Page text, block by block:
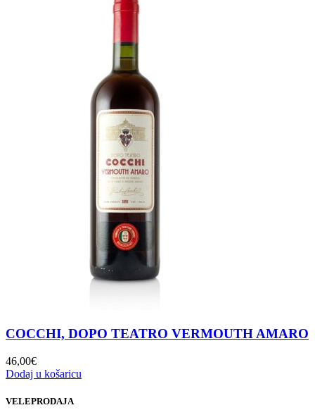
COCCHI, DOPO TEATRO VERMOUTH AMARO
46,00€
Dodaj u košaricu
VELEPRODAJA